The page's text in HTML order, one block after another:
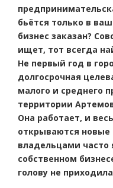
бьётся только в
бизнес заказан?
ищет, тот всегда
Не первый год в
долгосрочная
малого и среднего
территории
Она работает, и
открываются
владельцами часто
собственном
голову не